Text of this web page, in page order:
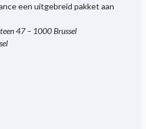
een uitgebreid pakket aan
47 – 1000 Brussel